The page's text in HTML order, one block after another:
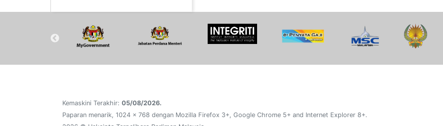
Kemaskini Terakhir: 05/08/2026.
Paparan menarik, 1024 x 768 dengan Mozilla Firefox 3+, Google Chrome 5+ and Internet Explorer 8+.